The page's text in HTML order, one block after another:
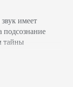
имеет
подсознание
тайны
и
до создания